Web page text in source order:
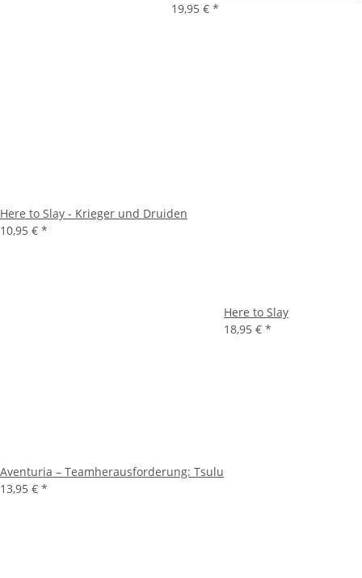
19,95 € *
Here to Slay - Krieger und Druiden
10,95 € *
Aventuria – Teamherausforderung: Tsulu
13,95 € *
Here to Slay
18,95 € *